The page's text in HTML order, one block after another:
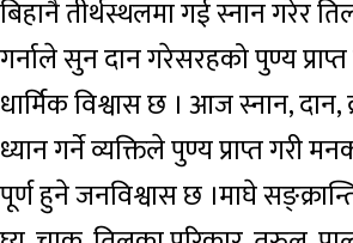
बिहानै तीर्थस्थलमा गई स्नान गरेर
गर्नाले सुन दान गरेसरहको पुण्य
धार्मिक विश्वास छ । आज स्नान, दान,
ध्यान गर्ने व्यक्तिले पुण्य प्राप्त गरी
पूर्ण हुने जनविश्वास छ ।माघे